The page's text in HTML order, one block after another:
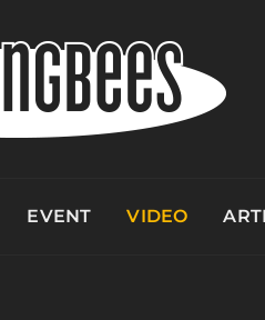
EVENT VIDEO